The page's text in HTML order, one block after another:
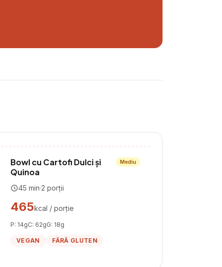
Bowl cu Cartofi Dulci și
Quinoa
Mediu
45 min·2 porții
465kcal / porție
P: 14gC: 62gG: 18g
VEGAN FĂRĂ GLUTEN